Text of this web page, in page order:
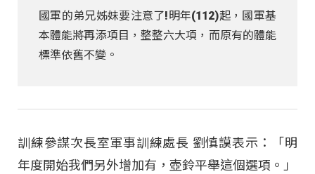
國軍的弟兄姊妹要注意了!明年(112)起，國軍基
本體能將再添項目，整整六大項，而原有的體能
標準依舊不變。
訓練參謀次長室軍事訓練處長 劉慎謨表示：「明
年度開始我們另外增加有，壺鈴平舉這個選項。」